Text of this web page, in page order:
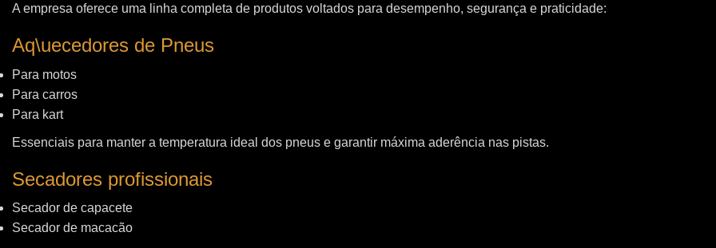
A empresa oferece uma linha completa de produtos voltados para desempenho, segurança e praticidade:
Aq\uecedores de Pneus
Para motos
Para carros
Para kart
Essenciais para manter a temperatura ideal dos pneus e garantir máxima aderência nas pistas.
Secadores profissionais
Secador de capacete
Secador de macacão